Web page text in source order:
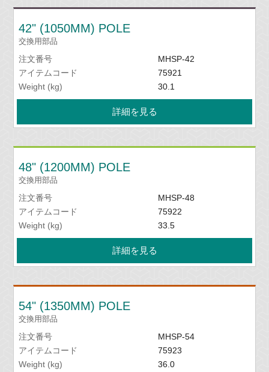
42" (1050MM) POLE
交換用部品
注文番号
MHSP-42
アイテムコード
75921
Weight (kg)
30.1
詳細を見る
48" (1200MM) POLE
交換用部品
注文番号
MHSP-48
アイテムコード
75922
Weight (kg)
33.5
詳細を見る
54" (1350MM) POLE
交換用部品
注文番号
MHSP-54
アイテムコード
75923
Weight (kg)
36.0